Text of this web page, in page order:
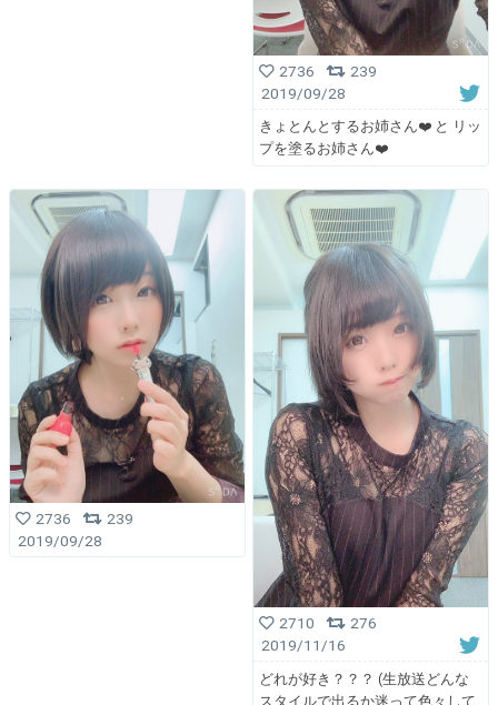
2736
239
2019/09/28
きょとんとするお姉さん❤️ と リッ
プを塗るお姉さん❤️
2736
239
2019/09/28
2710
276
2019/11/16
どれが好き？？？ (生放送どんな
スタイルで出るか迷って色々して